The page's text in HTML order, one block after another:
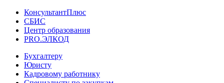
КонсультантПлюс
СБИС
Центр образования
PRO.ЭЛКОД
Бухгалтеру
Юристу
Кадровому работнику